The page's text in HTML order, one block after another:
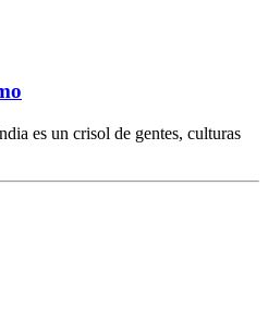
es un crisol de gentes, culturas